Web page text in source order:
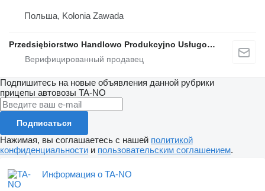
Польша, Kolonia Zawada
Przedsiębiorstwo Handlowo Produkcyjno Usługowe TA-NO
Подпишитесь на новые объявления данной рубрики
прицепы автовозы TA-NO
Подписаться
Нажимая, вы соглашаетесь с нашей политикой
конфиденциальности и пользовательским соглашением.
Информация о TA-NO